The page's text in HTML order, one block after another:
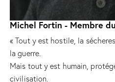
Michel Fortin - Membre
« Tout y est hostile, la
la guerre.
Mais tout y est humain,
civilisation.